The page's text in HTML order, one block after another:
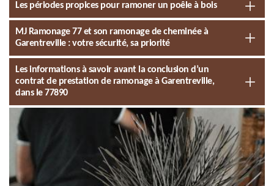
Les périodes propices pour ramoner un poêle à bois
MJ Ramonage 77 et son ramonage de cheminée à
Garentreville : votre sécurité, sa priorité
Les informations à savoir avant la conclusion d’un
contrat de prestation de ramonage à Garentreville,
dans le 77890